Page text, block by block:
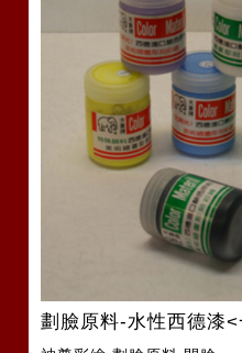
劃臉原料-水性西德漆